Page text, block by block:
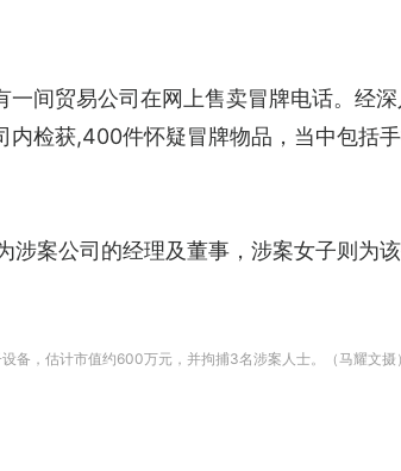
间贸易公司在网上售卖冒牌电话。经深
检获,400件怀疑冒牌物品，当中包括手
案公司的经理及董事，涉案女子则为
备，估计市值约600万元，并拘捕3名涉案人士。（马耀文摄）